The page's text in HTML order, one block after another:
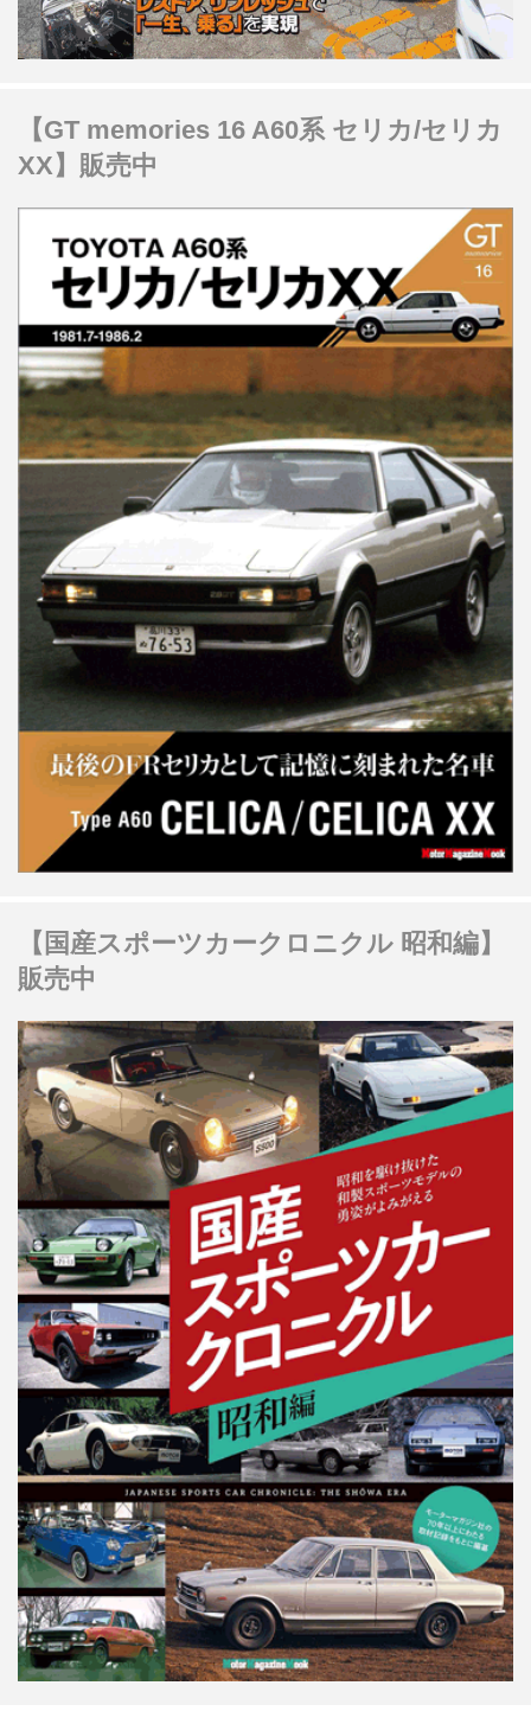
【GT memories 16 A60系 セリカ/セリカ
XX】販売中
【国産スポーツカークロニクル 昭和編】
販売中